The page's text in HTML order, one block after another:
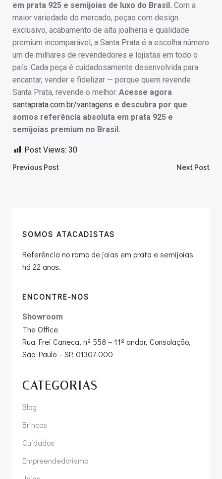
em prata 925 e semijoias de luxo do Brasil. Com a
maior variedade do mercado, peças com design
exclusivo, acabamento de alta joalheria e qualidade
premium incomparável, a Santa Prata é a escolha número
um de milhares de revendedores e lojistas em todo o
país. Cada peça é cuidadosamente desenvolvida para
encantar, vender e fidelizar — porque quem revende
Santa Prata, revende o melhor. Acesse agora
santaprata.com.br/vantagens e descubra por que
somos referência absoluta em prata 925 e
semijoias premium no Brasil.
Post Views: 30
Post
Previous Post Next Post
SOMOS ATACADISTAS
Referência no ramo de joias em prata e semijoias
há 22 anos.
ENCONTRE-NOS
Showroom
The Office
Rua Frei Caneca, nº 558 – 11º andar, Consolação,
São Paulo – SP, 01307-000
CATEGORIAS
Blog
Brincos
Cuidados
Empreendedorismo